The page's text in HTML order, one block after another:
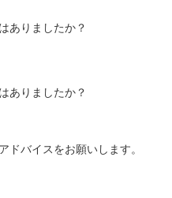
ありましたか？
ありましたか？
ドバイスをお願いします。